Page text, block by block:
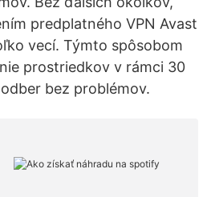
predplatného VPN Avast
vecí. Týmto spôsobom
prostriedkov v rámci 30
bez problémov.